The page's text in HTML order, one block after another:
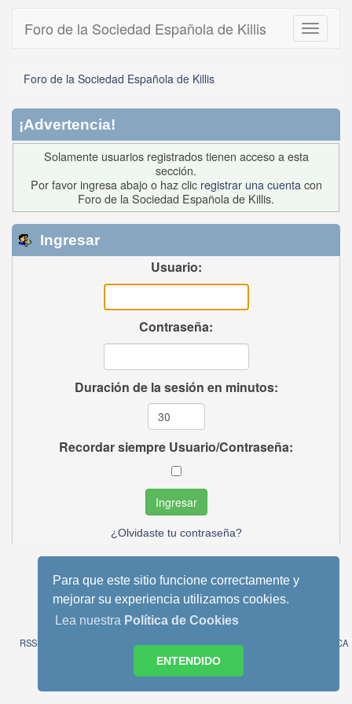
Para que este sitio funcione correctamente y
mejorar su experiencia utilizamos cookies.
Lea nuestra Política de Cookies
ENTENDIDO
Toggle
Foro de la Sociedad Española de Killis
Foro de la Sociedad Española de Killis
¡Advertencia!
Solamente usuarios registrados tienen acceso a esta
sección.
Por favor ingresa abajo o haz clic registrar una cuenta con
Foro de la Sociedad Española de Killis.
Ingresar
Usuario:
Contraseña:
Duración de la sesión en minutos:
Recordar siempre Usuario/Contraseña:
¿Olvidaste tu contraseña?
Tema móvil basado en Reboot 2.0.1 de StudioCrimes
SMF 2.0.13| SMF © 2013
Simple Machines
SimplePortal 2.3.6 © 2008-2014, SimplePortal
RSS AVISO LEGAL POLITICA DE COOKIES
POLITICA
DE PRIVACIDAD